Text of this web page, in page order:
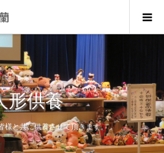
形供養
様と共に供養させて頂きます。